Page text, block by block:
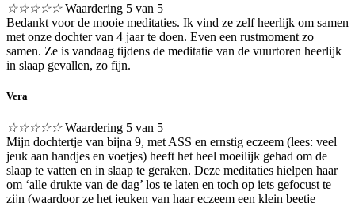
☆☆☆☆☆ Waardering 5 van 5
Bedankt voor de mooie meditaties. Ik vind ze zelf heerlijk om samen
met onze dochter van 4 jaar te doen. Even een rustmoment zo
samen. Ze is vandaag tijdens de meditatie van de vuurtoren heerlijk
in slaap gevallen, zo fijn.
Vera
☆☆☆☆☆ Waardering 5 van 5
Mijn dochtertje van bijna 9, met ASS en ernstig eczeem (lees: veel
jeuk aan handjes en voetjes) heeft het heel moeilijk gehad om de
slaap te vatten en in slaap te geraken. Deze meditaties hielpen haar
om ‘alle drukte van de dag’ los te laten en toch op iets gefocust te
zijn (waardoor ze het jeuken van haar eczeem een klein beetje